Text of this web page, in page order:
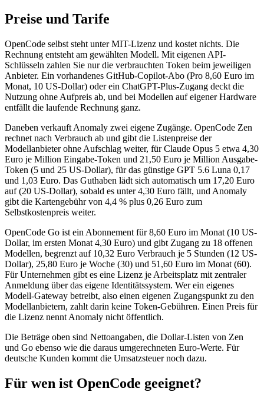
Preise und Tarife
OpenCode selbst steht unter MIT-Lizenz und kostet nichts. Die
Rechnung entsteht am gewählten Modell. Mit eigenen API-
Schlüsseln zahlen Sie nur die verbrauchten Token beim jeweiligen
Anbieter. Ein vorhandenes GitHub-Copilot-Abo (Pro 8,60 Euro im
Monat, 10 US-Dollar) oder ein ChatGPT-Plus-Zugang deckt die
Nutzung ohne Aufpreis ab, und bei Modellen auf eigener Hardware
entfällt die laufende Rechnung ganz.
Daneben verkauft Anomaly zwei eigene Zugänge. OpenCode Zen
rechnet nach Verbrauch ab und gibt die Listenpreise der
Modellanbieter ohne Aufschlag weiter, für Claude Opus 5 etwa 4,30
Euro je Million Eingabe-Token und 21,50 Euro je Million Ausgabe-
Token (5 und 25 US-Dollar), für das günstige GPT 5.6 Luna 0,17
und 1,03 Euro. Das Guthaben lädt sich automatisch um 17,20 Euro
auf (20 US-Dollar), sobald es unter 4,30 Euro fällt, und Anomaly
gibt die Kartengebühr von 4,4 % plus 0,26 Euro zum
Selbstkostenpreis weiter.
OpenCode Go ist ein Abonnement für 8,60 Euro im Monat (10 US-
Dollar, im ersten Monat 4,30 Euro) und gibt Zugang zu 18 offenen
Modellen, begrenzt auf 10,32 Euro Verbrauch je 5 Stunden (12 US-
Dollar), 25,80 Euro je Woche (30) und 51,60 Euro im Monat (60).
Für Unternehmen gibt es eine Lizenz je Arbeitsplatz mit zentraler
Anmeldung über das eigene Identitätssystem. Wer ein eigenes
Modell-Gateway betreibt, also einen eigenen Zugangspunkt zu den
Modellanbietern, zahlt darin keine Token-Gebühren. Einen Preis für
die Lizenz nennt Anomaly nicht öffentlich.
Die Beträge oben sind Nettoangaben, die Dollar-Listen von Zen
und Go ebenso wie die daraus umgerechneten Euro-Werte. Für
deutsche Kunden kommt die Umsatzsteuer noch dazu.
Für wen ist OpenCode geeignet?